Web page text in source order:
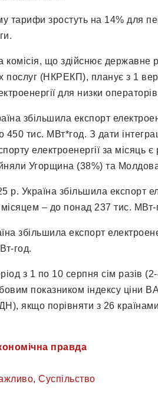
тарифи зростуть на 14% для
комісія, що здійснює державне
послуг (НКРЕКП), планує з 1
для низки
збільшила експорт
450 тис. МВт*год. З дати
електроенергії за місяць
Угорщина (38%) та
р. Україна збільшила експорт
– до понад 237 тис. МВт-
збільшила експорт
год.
з 1 по 10 серпня сім разів
показником індексу ціни
якщо порівняти з 26
правда
, Суспільство